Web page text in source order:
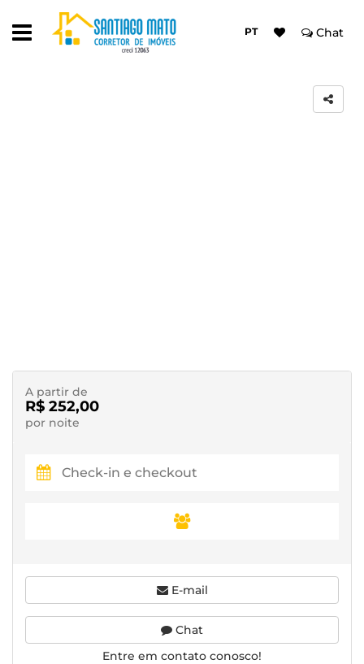
PT Chat
A partir de
R$ 252,00
por noite
E-mail
Chat
Entre em contato conosco!